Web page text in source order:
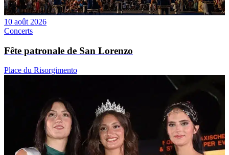
10 août 2026
Concerts
Fête patronale de San Lorenzo
Place du Risorgimento